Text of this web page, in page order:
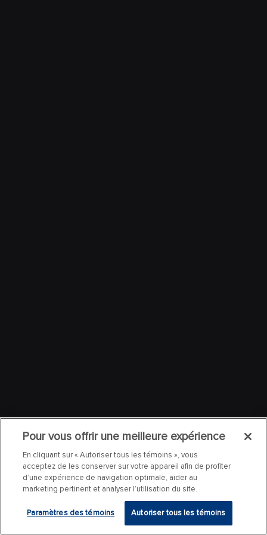
Pour vous offrir une meilleure expérience
En cliquant sur « Autoriser tous les témoins », vous
acceptez de les conserver sur votre appareil afin de profiter
d’une expérience de navigation optimale, aider au
marketing pertinent et analyser l’utilisation du site.
Paramètres des témoins Autoriser tous les témoins